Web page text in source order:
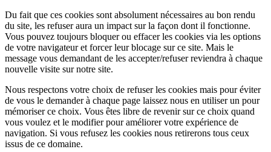
Du fait que ces cookies sont absolument nécessaires au bon rendu
du site, les refuser aura un impact sur la façon dont il fonctionne.
Vous pouvez toujours bloquer ou effacer les cookies via les options
de votre navigateur et forcer leur blocage sur ce site. Mais le
message vous demandant de les accepter/refuser reviendra à chaque
nouvelle visite sur notre site.
Nous respectons votre choix de refuser les cookies mais pour éviter
de vous le demander à chaque page laissez nous en utiliser un pour
mémoriser ce choix. Vous êtes libre de revenir sur ce choix quand
vous voulez et le modifier pour améliorer votre expérience de
navigation. Si vous refusez les cookies nous retirerons tous ceux
issus de ce domaine.